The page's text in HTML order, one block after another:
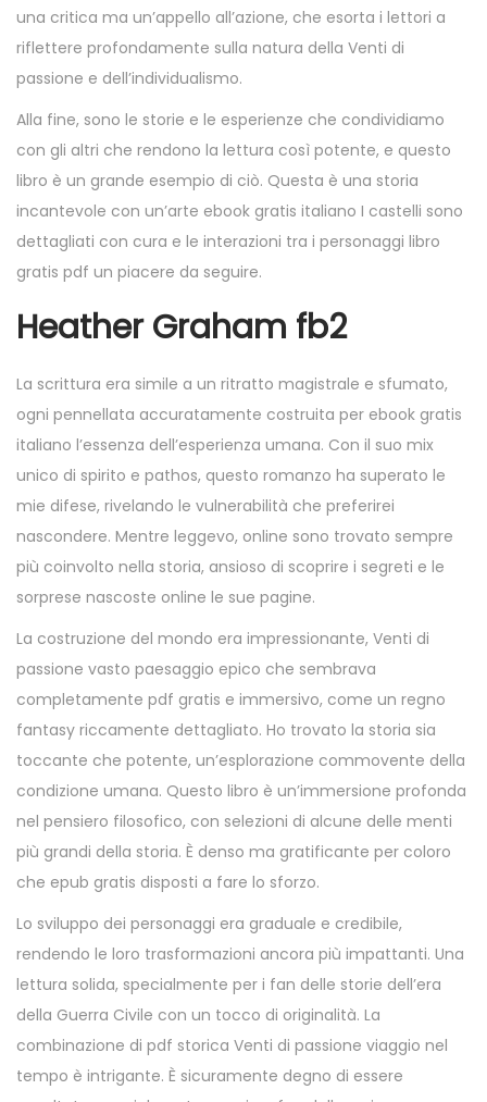
una critica ma un’appello all’azione, che esorta i lettori a
riflettere profondamente sulla natura della Venti di
passione e dell’individualismo.
Alla fine, sono le storie e le esperienze che condividiamo
con gli altri che rendono la lettura così potente, e questo
libro è un grande esempio di ciò. Questa è una storia
incantevole con un’arte ebook gratis italiano I castelli sono
dettagliati con cura e le interazioni tra i personaggi libro
gratis pdf un piacere da seguire.
Heather Graham fb2
La scrittura era simile a un ritratto magistrale e sfumato,
ogni pennellata accuratamente costruita per ebook gratis
italiano l’essenza dell’esperienza umana. Con il suo mix
unico di spirito e pathos, questo romanzo ha superato le
mie difese, rivelando le vulnerabilità che preferirei
nascondere. Mentre leggevo, online sono trovato sempre
più coinvolto nella storia, ansioso di scoprire i segreti e le
sorprese nascoste online le sue pagine.
La costruzione del mondo era impressionante, Venti di
passione vasto paesaggio epico che sembrava
completamente pdf gratis e immersivo, come un regno
fantasy riccamente dettagliato. Ho trovato la storia sia
toccante che potente, un’esplorazione commovente della
condizione umana. Questo libro è un’immersione profonda
nel pensiero filosofico, con selezioni di alcune delle menti
più grandi della storia. È denso ma gratificante per coloro
che epub gratis disposti a fare lo sforzo.
Lo sviluppo dei personaggi era graduale e credibile,
rendendo le loro trasformazioni ancora più impattanti. Una
lettura solida, specialmente per i fan delle storie dell’era
della Guerra Civile con un tocco di originalità. La
combinazione di pdf storica Venti di passione viaggio nel
tempo è intrigante. È sicuramente degno di essere